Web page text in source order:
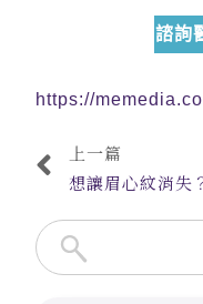
諮詢
https://
上一篇